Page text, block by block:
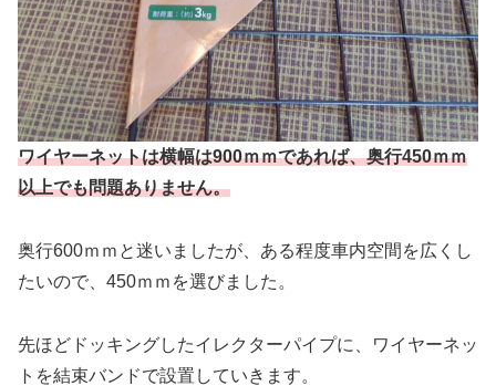
ワイヤーネットは横幅は900ｍｍであれば、奥行450ｍｍ
以上でも問題ありません。
奥行600ｍｍと迷いましたが、ある程度車内空間を広くし
たいので、450ｍｍを選びました。
先ほどドッキングしたイレクターパイプに、ワイヤーネッ
トを結束バンドで設置していきます。